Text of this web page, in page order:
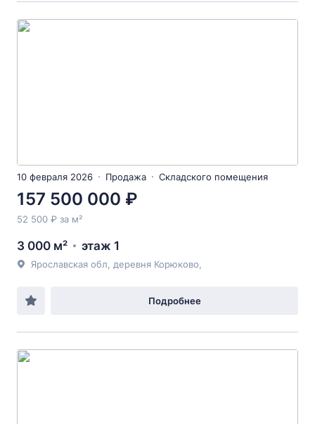
10 февраля 2026 Продажа Складского помещения
157 500 000 ₽
52 500 ₽ за м²
3 000 м² этаж 1
Ярославская обл, деревня Корюково,
Подробнее